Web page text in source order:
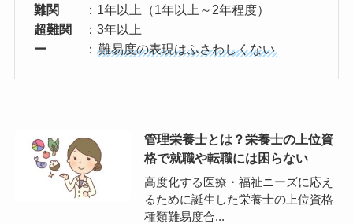
難関
：1年以上（1年以上～2年程度）
超難関
：3年以上
ー ：難易度の表現はふさわしくない
管理栄養士とは？栄養士の上位資
格で就職や転職には困らない
高度化する医療・福祉ニーズに応え
るために誕生した栄養士の上位資格
種類難易度合...